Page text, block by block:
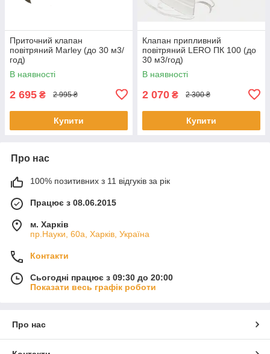
Приточний клапан
повітряний Marley (до 30 м3/
год)
В наявності
2 695 ₴ 2 995 ₴
Купити
Клапан припливний
повітряний LERO ПК 100 (до
30 м3/год)
В наявності
2 070 ₴ 2 300 ₴
Купити
Про нас
100% позитивних з 11 відгуків за рік
Працює з 08.06.2015
м. Харків
пр.Науки, 60а, Харків, Україна
Контакти
Сьогодні працює з 09:30 до 20:00
Показати весь графік роботи
Про нас